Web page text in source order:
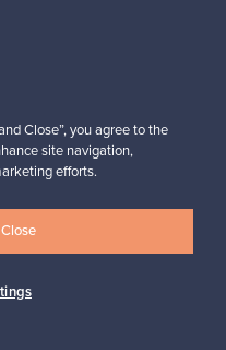
Turvalliset maksut
Close”, you agree to the
site navigation,
efforts.